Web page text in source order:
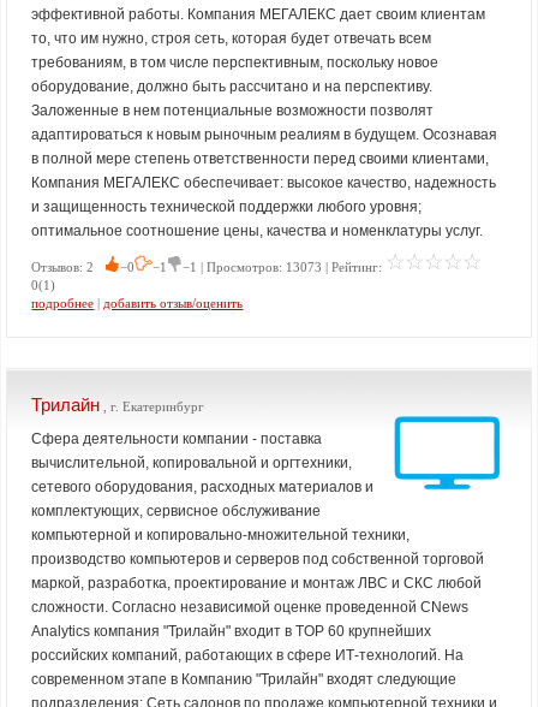
эффективной работы. Компания МЕГАЛЕКС дает своим клиентам
то, что им нужно, строя сеть, которая будет отвечать всем
требованиям, в том числе перспективным, поскольку новое
оборудование, должно быть рассчитано и на перспективу.
Заложенные в нем потенциальные возможности позволят
адаптироваться к новым рыночным реалиям в будущем. Осознавая
в полной мере степень ответственности перед своими клиентами,
Компания МЕГАЛЕКС обеспечивает: высокое качество, надежность
и защищенность технической поддержки любого уровня;
оптимальное соотношение цены, качества и номенклатуры услуг.
Отзывов: 2 −0 −1
−1 | Просмотров: 13073 | Рейтинг:
0(1)
подробнее | добавить отзыв/оценить
Трилайн , г. Екатеринбург
Сфера деятельности компании - поставка
вычислительной, копировальной и оргтехники,
сетевого оборудования, расходных материалов и
комплектующих, сервисное обслуживание
компьютерной и копировально-множительной техники,
производство компьютеров и серверов под собственной торговой
маркой, разработка, проектирование и монтаж ЛВС и СКС любой
сложности. Согласно независимой оценке проведенной CNews
Analytics компания "Трилайн" входит в TOP 60 крупнейших
российских компаний, работающих в сфере ИТ-технологий. На
современном этапе в Компанию "Трилайн" входят следующие
подразделения: Сеть салонов по продаже компьютерной техники и